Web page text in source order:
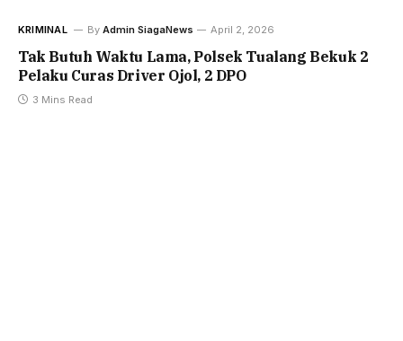
KRIMINAL By Admin SiagaNews April 2, 2026
Tak Butuh Waktu Lama, Polsek Tualang Bekuk 2
Pelaku Curas Driver Ojol, 2 DPO
3 Mins Read